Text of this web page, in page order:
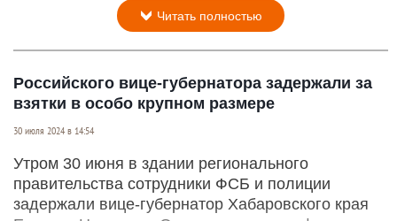
Читать полностью
Российского вице-губернатора задержали за
взятки в особо крупном размере
30 июля 2024 в 14:54
Утром 30 июня в здании регионального
правительства сотрудники ФСБ и полиции
задержали вице-губернатор Хабаровского края